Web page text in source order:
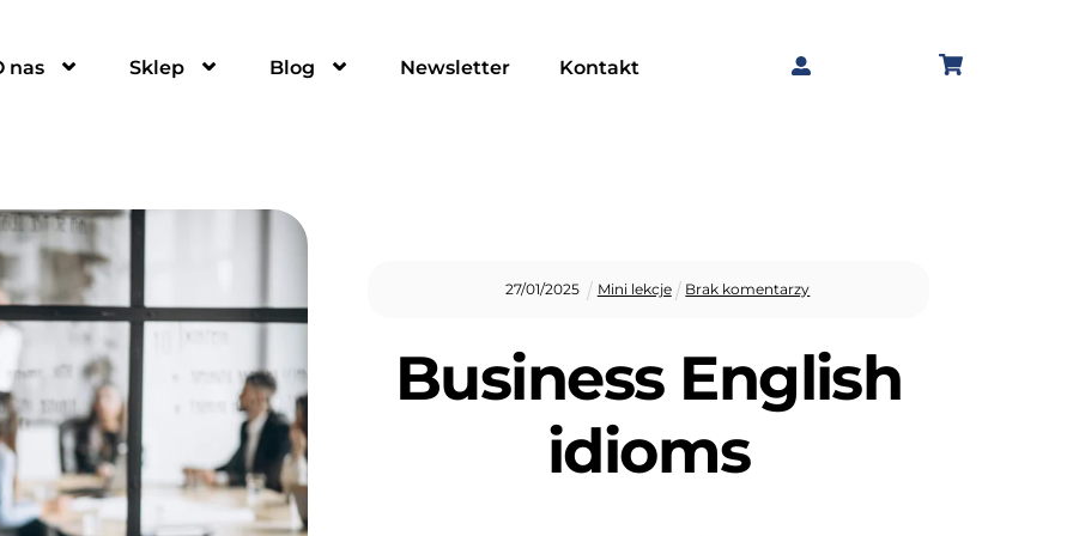
nas Sklep Blog Newsletter Kontakt
27/01/2025 Mini lekcje Brak komentarzy
Business English
idioms